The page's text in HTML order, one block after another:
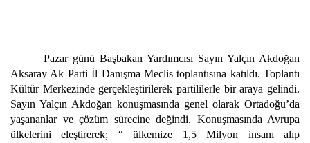
Pazar günü Başbakan Yardımcısı Sayın Yalçın Akdoğan
Aksaray Ak Parti İl Danışma Meclis toplantısına katıldı. Toplantı
Kültür Merkezinde gerçekleştirilerek partililerle bir araya gelindi.
Sayın Yalçın Akdoğan konuşmasında genel olarak Ortadoğu’da
yaşananlar ve çözüm sürecine değindi. Konuşmasında Avrupa
ülkelerini eleştirerek; “ ülkemize 1,5 Milyon insanı alıp